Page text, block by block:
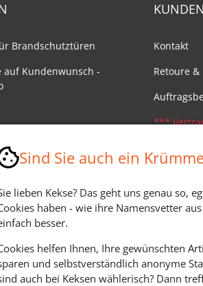
Brandschutztüren
auf Kundenwunsch -
im
Drehknauf
Kontakt
Retoure &
***
Sind Sie auch ein
lieben Kekse? Das geht uns genau so,
haben - wie ihre Namensvetter
besser.
helfen Ihnen, Ihre gewünschten
und selbstverständlich anonyme
auch bei Keksen wählerisch? Dann